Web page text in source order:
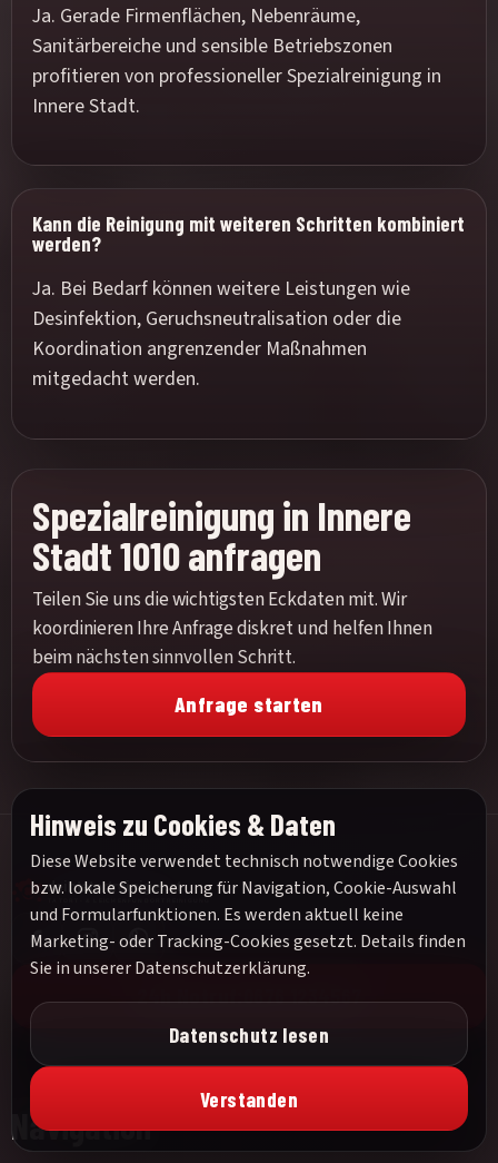
Ja. Gerade Firmenflächen, Nebenräume,
Sanitärbereiche und sensible Betriebszonen
profitieren von professioneller Spezialreinigung in
Innere Stadt.
Kann die Reinigung mit weiteren Schritten kombiniert
werden?
Ja. Bei Bedarf können weitere Leistungen wie
Desinfektion, Geruchsneutralisation oder die
Koordination angrenzender Maßnahmen
mitgedacht werden.
Spezialreinigung in Innere
Stadt 1010 anfragen
Teilen Sie uns die wichtigsten Eckdaten mit. Wir
koordinieren Ihre Anfrage diskret und helfen Ihnen
beim nächsten sinnvollen Schritt.
Anfrage starten
24h Notruf:0676 1234567
Navigation
Hinweis zu Cookies & Daten
Diese Website verwendet technisch notwendige Cookies
bzw. lokale Speicherung für Navigation, Cookie-Auswahl
und Formularfunktionen. Es werden aktuell keine
Marketing- oder Tracking-Cookies gesetzt. Details finden
Sie in unsererDatenschutzerklärung.
Datenschutz lesen
Verstanden